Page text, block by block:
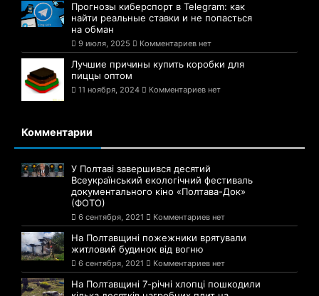
Прогнозы киберспорт в Telegram: как
найти реальные ставки и не попасться
на обман
9 июля, 2025 Комментариев нет
Лучшие причины купить коробки для
пиццы оптом
11 ноября, 2024 Комментариев нет
Комментарии
У Полтаві завершився десятий
Всеукраїнський екологічний фестиваль
документального кіно «Полтава-Док»
(ФОТО)
6 сентября, 2021 Комментариев нет
На Полтавщині пожежники врятували
житловий будинок від вогню
6 сентября, 2021 Комментариев нет
На Полтавщині 7-річні хлопці пошкодили